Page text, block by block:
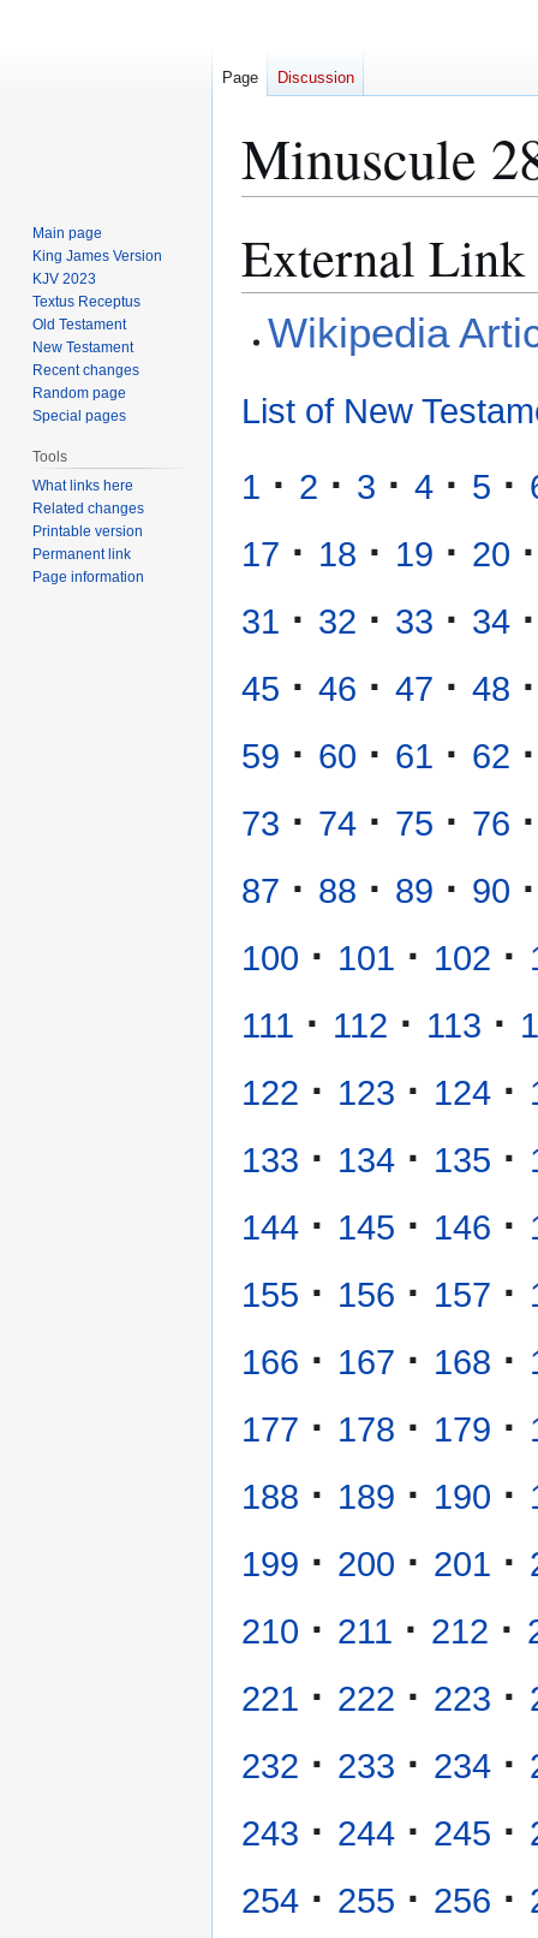
Minuscule
toto
External Link
Wikipedia
List of New
1 · 2 · 3 · 4 · 5 ·
17 · 18 · 19 · 20 ·
31 · 32 · 33 · 34 ·
45 · 46 · 47 · 48 ·
59 · 60 · 61 · 62 ·
73 · 74 · 75 · 76 ·
87 · 88 · 89 · 90 ·
100 · 101 · 102 ·
111 · 112 · 113 ·
122 · 123 · 124 ·
133 · 134 · 135 ·
144 · 145 · 146 ·
155 · 156 · 157 ·
166 · 167 · 168 ·
177 · 178 · 179 ·
188 · 189 · 190 ·
199 · 200 · 201 ·
210 · 211 · 212 ·
221 · 222 · 223 ·
232 · 233 · 234 ·
243 · 244 · 245 ·
254 · 255 · 256 ·
Page Discussion
Main page
King James Version
KJV 2023
Textus Receptus
Old Testament
New Testament
Recent changes
Random page
Special pages
Tools
What links here
Related changes
Printable version
Permanent link
Page information